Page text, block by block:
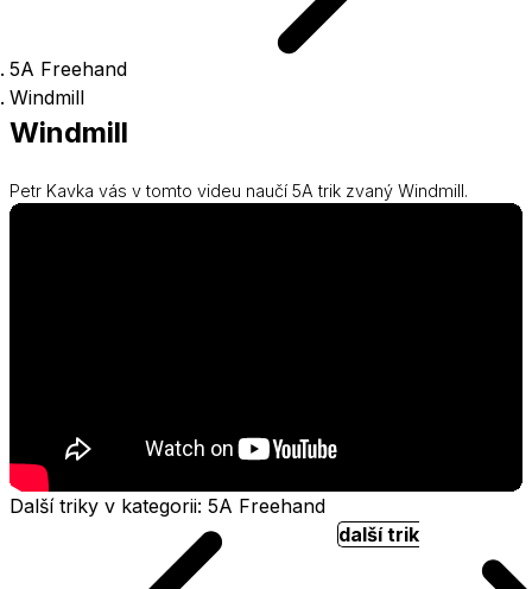
5A Freehand
Windmill
Windmill
Petr Kavka vás v tomto videu naučí 5A trik zvaný Windmill.
Další triky v kategorii: 5A Freehand
další trik